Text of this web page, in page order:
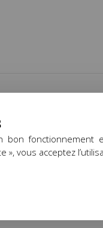
de 2,5 hectares est
en eau. Le secteur offre
bon fonctionnement
vous acceptez